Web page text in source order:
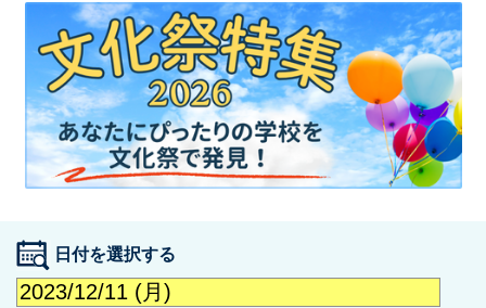
最近見た学校
学校閲覧履歴はありません
ブックマークした学校
ブックマークした学校はありません
日付を選択する